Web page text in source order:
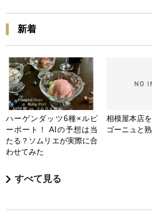
新着
ハーゲンダッツ6種×ルビ
ーポート！ AIの予想は当
たる？ソムリエが実際に合
わせてみた
相模屋本店
ゴーニュと
すべて見る